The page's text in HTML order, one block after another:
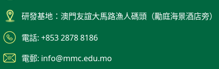
研發基地：澳門友誼大馬路漁人碼頭（勵庭海景酒店旁）
電話: +853 2878 8186
電郵: info@mmc.edu.mo